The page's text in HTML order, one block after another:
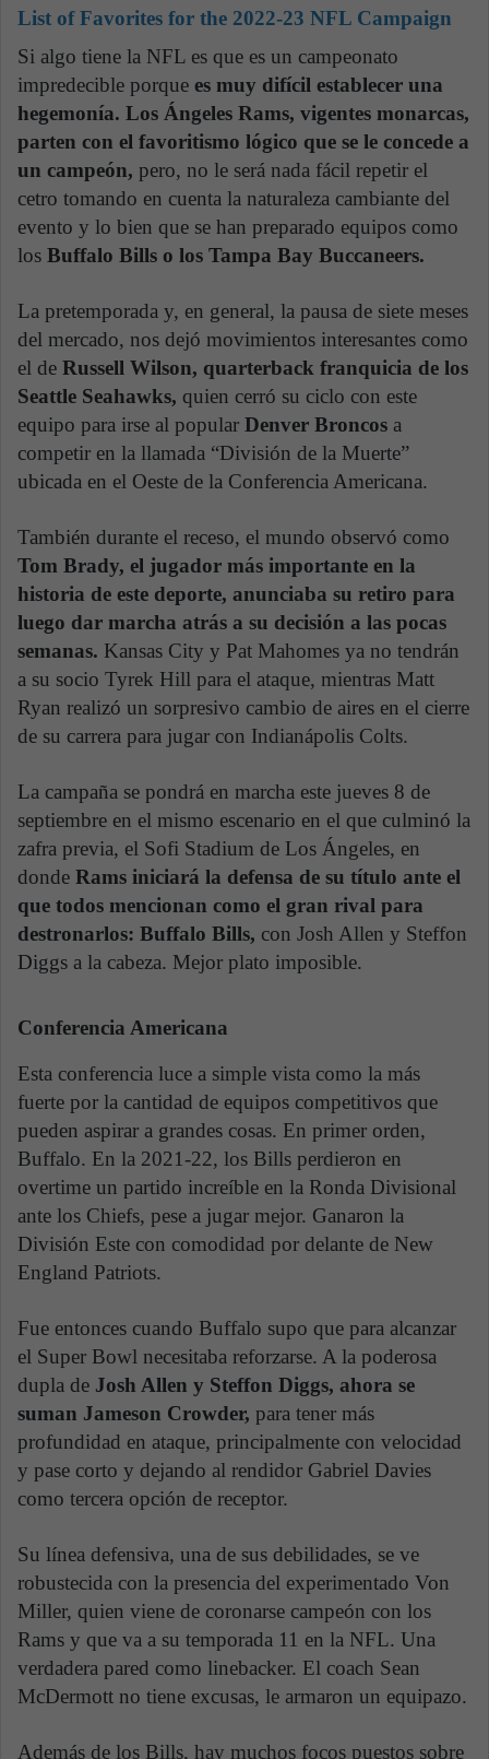
List of Favorites for the 2022-23 NFL Campaign
Si algo tiene la NFL es que es un campeonato
impredecible porque es muy difícil establecer una
hegemonía. Los Ángeles Rams, vigentes monarcas,
parten con el favoritismo lógico que se le concede a
un campeón, pero, no le será nada fácil repetir el
cetro tomando en cuenta la naturaleza cambiante del
evento y lo bien que se han preparado equipos como
los Buffalo Bills o los Tampa Bay Buccaneers.
La pretemporada y, en general, la pausa de siete meses
del mercado, nos dejó movimientos interesantes como
el de Russell Wilson, quarterback franquicia de los
Seattle Seahawks, quien cerró su ciclo con este
equipo para irse al popular Denver Broncos a
competir en la llamada “División de la Muerte”
ubicada en el Oeste de la Conferencia Americana.
También durante el receso, el mundo observó como
Tom Brady, el jugador más importante en la
historia de este deporte, anunciaba su retiro para
luego dar marcha atrás a su decisión a las pocas
semanas. Kansas City y Pat Mahomes ya no tendrán
a su socio Tyrek Hill para el ataque, mientras Matt
Ryan realizó un sorpresivo cambio de aires en el cierre
de su carrera para jugar con Indianápolis Colts.
La campaña se pondrá en marcha este jueves 8 de
septiembre en el mismo escenario en el que culminó la
zafra previa, el Sofi Stadium de Los Ángeles, en
donde Rams iniciará la defensa de su título ante el
que todos mencionan como el gran rival para
destronarlos: Buffalo Bills, con Josh Allen y Steffon
Diggs a la cabeza. Mejor plato imposible.
Conferencia Americana
Esta conferencia luce a simple vista como la más
fuerte por la cantidad de equipos competitivos que
pueden aspirar a grandes cosas. En primer orden,
Buffalo. En la 2021-22, los Bills perdieron en
overtime un partido increíble en la Ronda Divisional
ante los Chiefs, pese a jugar mejor. Ganaron la
División Este con comodidad por delante de New
England Patriots.
Fue entonces cuando Buffalo supo que para alcanzar
el Super Bowl necesitaba reforzarse. A la poderosa
dupla de Josh Allen y Steffon Diggs, ahora se
suman Jameson Crowder, para tener más
profundidad en ataque, principalmente con velocidad
y pase corto y dejando al rendidor Gabriel Davies
como tercera opción de receptor.
Su línea defensiva, una de sus debilidades, se ve
robustecida con la presencia del experimentado Von
Miller, quien viene de coronarse campeón con los
Rams y que va a su temporada 11 en la NFL. Una
verdadera pared como linebacker. El coach Sean
McDermott no tiene excusas, le armaron un equipazo.
Además de los Bills, hay muchos focos puestos sobre